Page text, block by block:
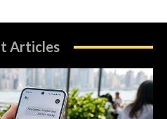
Articles